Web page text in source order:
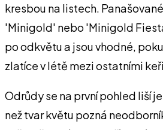
kresbou na listech.
'Minigold' nebo 'Minigold
po odkvětu a jsou vhodné,
zlatíce v létě mezi ostatními
Odrůdy se na první pohled liší
než tvar květu pozná